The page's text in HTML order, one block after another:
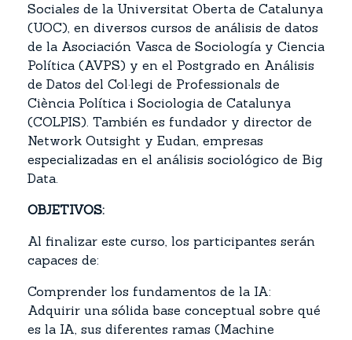
Sociales de la Universitat Oberta de Catalunya
(UOC), en diversos cursos de análisis de datos
de la Asociación Vasca de Sociología y Ciencia
Política (AVPS) y en el Postgrado en Análisis
de Datos del Col·legi de Professionals de
Ciència Política i Sociologia de Catalunya
(COLPIS). También es fundador y director de
Network Outsight y Eudan, empresas
especializadas en el análisis sociológico de Big
Data.
OBJETIVOS:
Al finalizar este curso, los participantes serán
capaces de:
Comprender los fundamentos de la IA:
Adquirir una sólida base conceptual sobre qué
es la IA, sus diferentes ramas (Machine